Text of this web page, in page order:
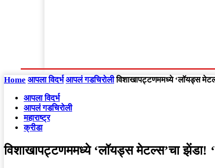
Home आपला विदर्भ आपलं गडचिरोली विशाखापट्टणममध्ये ‘लॉयड्स
आपला विदर्भ
आपलं गडचिरोली
महाराष्ट्र
क्रीडा
विशाखापट्टणममध्ये ‘लॉयड्स मेटल्स’चा झेंडा!